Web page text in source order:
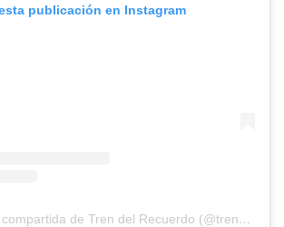
publicación en Instagram
Una publicación compartida de Tren del Recuerdo (@trendelrecuerdo)